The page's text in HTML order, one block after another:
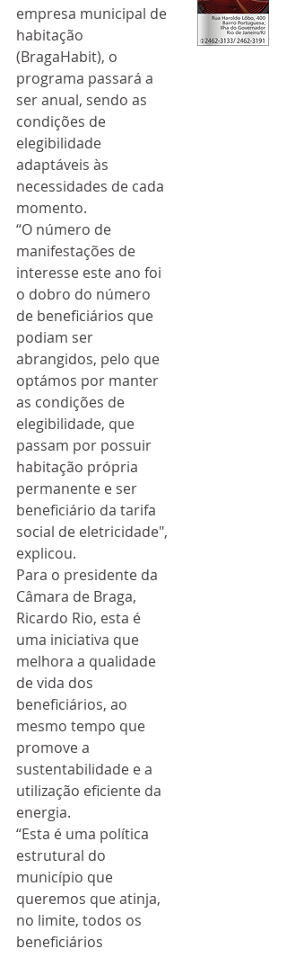
empresa municipal de
habitação
(BragaHabit), o
programa passará a
ser anual, sendo as
condições de
elegibilidade
adaptáveis às
necessidades de cada
momento.
“O número de
manifestações de
interesse este ano foi
o dobro do número
de beneficiários que
podiam ser
abrangidos, pelo que
optámos por manter
as condições de
elegibilidade, que
passam por possuir
habitação própria
permanente e ser
beneficiário da tarifa
social de eletricidade",
explicou.
Para o presidente da
Câmara de Braga,
Ricardo Rio, esta é
uma iniciativa que
melhora a qualidade
de vida dos
beneficiários, ao
mesmo tempo que
promove a
sustentabilidade e a
utilização eficiente da
energia.
“Esta é uma política
estrutural do
município que
queremos que atinja,
no limite, todos os
beneficiários